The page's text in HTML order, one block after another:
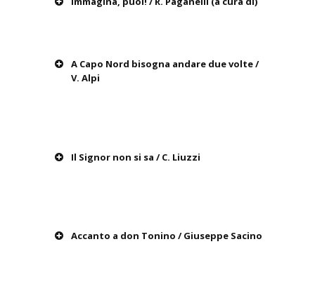
A Capo Nord bisogna andare due volte /
V. Alpi
Il Signor non si sa / C. Liuzzi
Accanto a don Tonino / Giuseppe Sacino